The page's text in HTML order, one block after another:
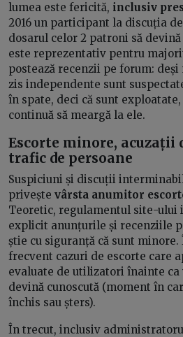
lumea este fericită, inclusiv
2016 un participant la discuția
dosarul celor 2 patroni să
este reprezentativ pentru
postează recenzii pe forum:
zis independente sunt
în spate, deci că sunt
continuă să meargă la ele.
Escorte minore, acuzații
trafic de persoane
Suspiciuni și discuții
privește vârsta anumitor
Teoretic, regulamentul site-ului
explicit anunțurile și recenziile
știe cu siguranță că sunt
frecvent cazuri de escorte care
evaluate de utilizatori înainte ca
devină cunoscută (moment în
închis sau șters).
În trecut, inclusiv